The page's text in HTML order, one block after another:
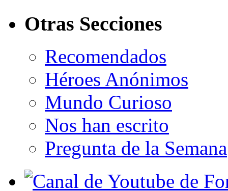
Otras Secciones
Recomendados
Héroes Anónimos
Mundo Curioso
Nos han escrito
Pregunta de la Semana